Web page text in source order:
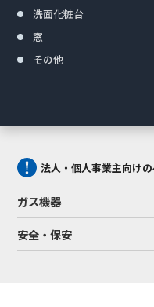
洗面化粧台
窓
その他
法人・個人事業主向け
ガス機器
安全・保安